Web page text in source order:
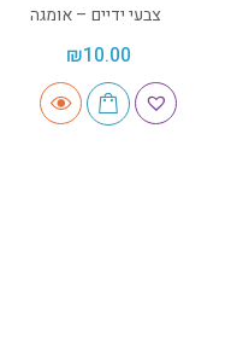
צבעי ידיים – אומגה
₪10.00